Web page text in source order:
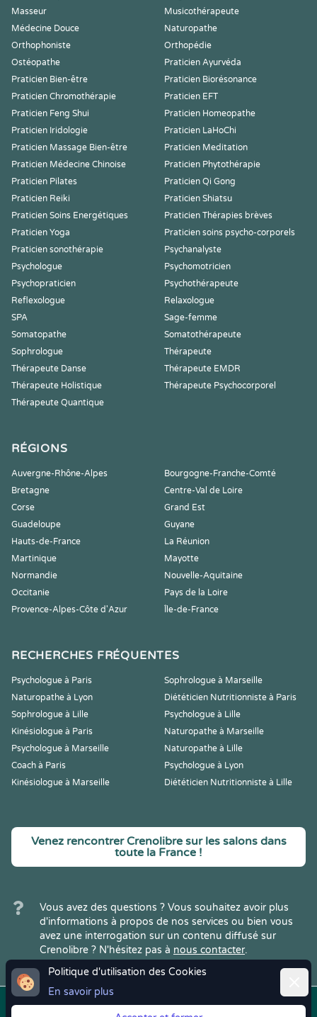
Politique d'utilisation des Cookies
En savoir plus
Masseur
Musicothérapeute
Médecine Douce
Naturopathe
Orthophoniste
Orthopédie
Ostéopathe
Praticien Ayurvéda
Praticien Bien-être
Praticien Biorésonance
Praticien Chromothérapie
Praticien EFT
Praticien Feng Shui
Praticien Homeopathe
Praticien Iridologie
Praticien LaHoChi
Praticien Massage Bien-être
Praticien Meditation
Praticien Médecine Chinoise
Praticien Phytothérapie
Praticien Pilates
Praticien Qi Gong
Praticien Reiki
Praticien Shiatsu
Praticien Soins Energétiques
Praticien Thérapies brèves
Praticien Yoga
Praticien soins psycho-corporels
Praticien sonothérapie
Psychanalyste
Psychologue
Psychomotricien
Psychopraticien
Psychothérapeute
Reflexologue
Relaxologue
SPA
Sage-femme
Somatopathe
Somatothérapeute
Sophrologue
Thérapeute
Thérapeute Danse
Thérapeute EMDR
Thérapeute Holistique
Thérapeute Psychocorporel
Thérapeute Quantique
RÉGIONS
Auvergne-Rhône-Alpes
Bourgogne-Franche-Comté
Bretagne
Centre-Val de Loire
Corse
Grand Est
Guadeloupe
Guyane
Hauts-de-France
La Réunion
Martinique
Mayotte
Normandie
Nouvelle-Aquitaine
Occitanie
Pays de la Loire
Provence-Alpes-Côte d'Azur
Île-de-France
RECHERCHES FRÉQUENTES
Psychologue à Paris
Sophrologue à Marseille
Naturopathe à Lyon
Diététicien Nutritionniste à Paris
Sophrologue à Lille
Psychologue à Lille
Kinésiologue à Paris
Naturopathe à Marseille
Psychologue à Marseille
Naturopathe à Lille
Coach à Paris
Psychologue à Lyon
Kinésiologue à Marseille
Diététicien Nutritionniste à Lille
Venez rencontrer Crenolibre sur les salons dans
toute la France !
Vous avez des questions ? Vous souhaitez avoir plus
d'informations à propos de nos services ou bien vous
avez une interrogation sur un contenu diffusé sur
Crenolibre ? N'hésitez pas à nous contacter.
Copyright © 2022Crenolibre, tous Mentions | CGV | RGPD